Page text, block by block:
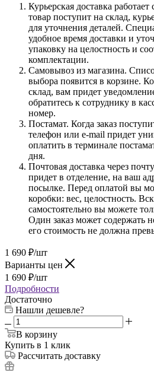
Курьерская доставка
товар поступит на склад,
для уточнения деталей.
удобное время доставки и
упаковку на целостность и
комплектации.
Самовывоз из магазина.
выбора появится в корзине.
склад, вам придет
обратитесь к сотруднику в
номер.
Постамат. Когда заказ
телефон или e-mail придет
оплатить в терминале
дня.
Почтовая доставка через
придет в отделение, на ваш
посылке. Перед оплатой вы
коробки: вес, целостность.
самостоятельно вы можете
Один заказ может содержать
его стоимость не должна
1 690 ₽/шт
Варианты цен
1 690 ₽/шт
Подробности
Достаточно
Нашли дешевле?
В корзину
Купить в 1 клик
Рассчитать доставку